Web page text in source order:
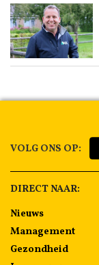
VOLG ONS OP:
DIRECT NAAR:
Nieuws
Management
Gezondheid